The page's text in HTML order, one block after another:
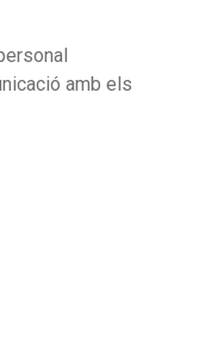
amb els